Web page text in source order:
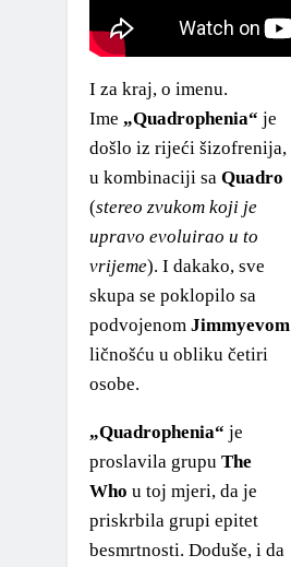
I za kraj, o imenu.
Ime „Quadrophenia“ je
došlo iz rijeći šizofrenija,
u kombinaciji sa Quadro
(stereo zvukom koji je
upravo evoluirao u to
vrijeme). I dakako, sve
skupa se poklopilo sa
podvojenom Jimmyevom
ličnošću u obliku četiri
osobe.
„Quadrophenia“ je
proslavila grupu The
Who u toj mjeri, da je
priskrbila grupi epitet
besmrtnosti. Doduše, i da